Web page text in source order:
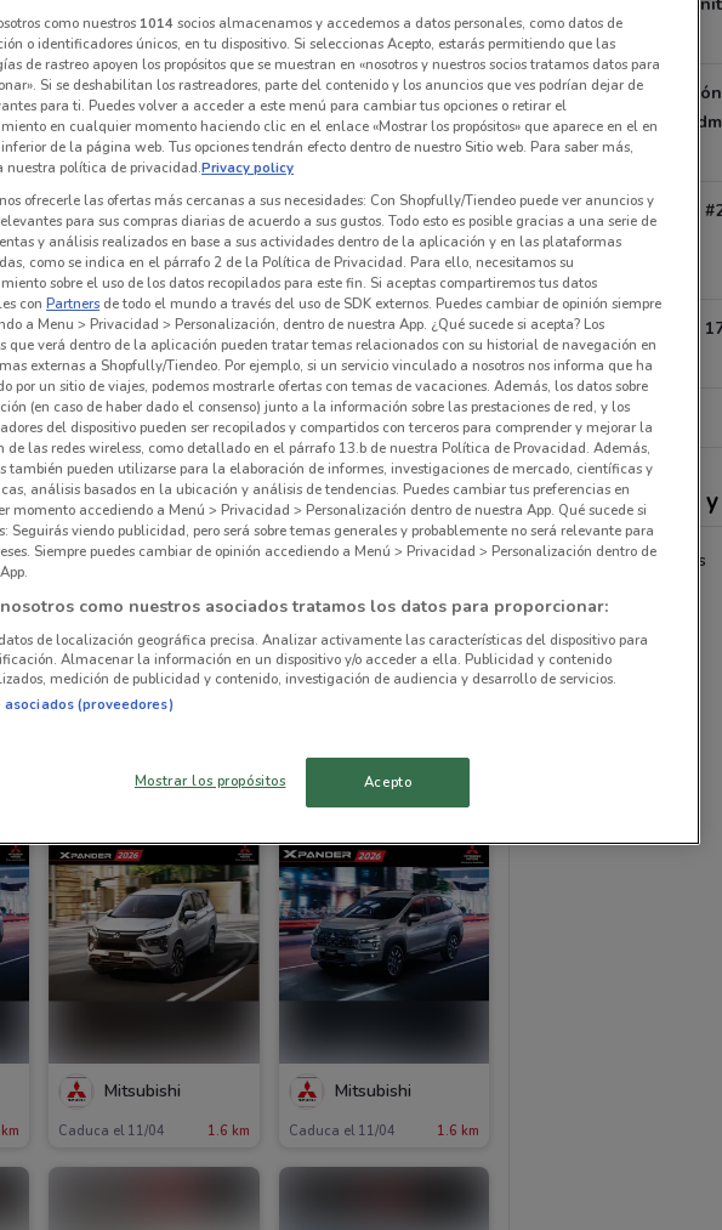
1.6 km
Mitsubishi
Mitsubishi
Caduca el 11/04 1.6 km
Mitsubishi
Caduca el 11/04 1.6 km
2.1 km
Av.
Obregón
4 km
Lago Zurich
Gutiérrez
Av. Reforma
6.9 km
Precio, teléfono
Agencias automotrices
como nuestros 1014socios almacenamos y accedemos a datos personales, como datos de
o identificadores únicos, en tu dispositivo. Si seleccionas Acepto, estarás permitiendo que las
de rastreo apoyen los propósitos que se muestran en «nosotros y nuestros socios tratamos datos para
Si se deshabilitan los rastreadores, parte del contenido y los anuncios que ves podrían dejar de
para ti. Puedes volver a acceder a este menú para cambiar tus opciones o retirar el
en cualquier momento haciendo clic en el enlace «Mostrar los propósitos» que aparece en el en
de la página web. Tus opciones tendrán efecto dentro de nuestro Sitio web. Para saber más,
nuestra política de privacidad.Privacy policy
ofrecerle las ofertas más cercanas a sus necesidades: Con Shopfully/Tiendeo puede ver anuncios y
para sus compras diarias de acuerdo a sus gustos. Todo esto es posible gracias a una serie de
y análisis realizados en base a sus actividades dentro de la aplicación y en las plataformas
como se indica en el párrafo 2 de la Política de Privacidad. Para ello, necesitamos su
sobre el uso de los datos recopilados para este fin. Si aceptas compartiremos tus datos
con Partners de todo el mundo a través del uso de SDK externos. Puedes cambiar de opinión siempre
a Menu > Privacidad > Personalización, dentro de nuestra App. ¿Qué sucede si acepta? Los
que verá dentro de la aplicación pueden tratar temas relacionados con su historial de navegación en
externas a Shopfully/Tiendeo. Por ejemplo, si un servicio vinculado a nosotros nos informa que ha
por un sitio de viajes, podemos mostrarle ofertas con temas de vacaciones. Además, los datos sobre
(en caso de haber dado el consenso) junto a la información sobre las prestaciones de red, y los
del dispositivo pueden ser recopilados y compartidos con terceros para comprender y mejorar la
de las redes wireless, como detallado en el párrafo 13.b de nuestra Política de Provacidad. Además,
también pueden utilizarse para la elaboración de informes, investigaciones de mercado, científicas y
análisis basados en la ubicación y análisis de tendencias. Puedes cambiar tus preferencias en
momento accediendo a Menú > Privacidad > Personalización dentro de nuestra App. Qué sucede si
Seguirás viendo publicidad, pero será sobre temas generales y probablemente no será relevante para
Siempre puedes cambiar de opinión accediendo a Menú > Privacidad > Personalización dentro de
como nuestros asociados tratamos los datos para proporcionar:
de localización geográfica precisa. Analizar activamente las características del dispositivo para
Almacenar la información en un dispositivo y/o acceder a ella. Publicidad y contenido
medición de publicidad y contenido, investigación de audiencia y desarrollo de servicios.
asociados (proveedores)
Mostrar los propósitos Acepto